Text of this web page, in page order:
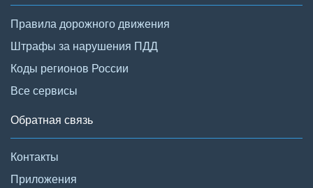
Правила дорожного движения
Штрафы за нарушения ПДД
Коды регионов России
Все сервисы
Обратная связь
Контакты
Приложения